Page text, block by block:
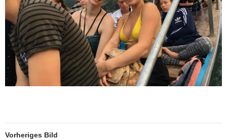
Vorheriges Bild